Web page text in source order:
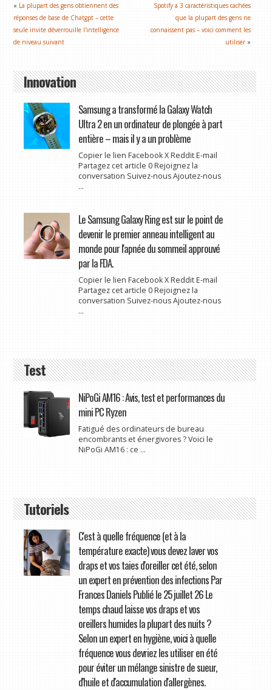
« La plupart des gens obtiennent des
réponses de base de Chatgpt – cette
seule invite déverrouille l'intelligence
de niveau suivant
Spotify a 3 caractéristiques cachées
que la plupart des gens ne
connaissent pas – voici comment les
utiliser »
Innovation
Samsung a transformé la Galaxy Watch
Ultra 2 en un ordinateur de plongée à part
entière – mais il y a un problème
Copier le lien Facebook X Reddit E-mail
Partagez cet article 0 Rejoignez la
conversation Suivez-nous Ajoutez-nous
...
Le Samsung Galaxy Ring est sur le point de
devenir le premier anneau intelligent au
monde pour l'apnée du sommeil approuvé
par la FDA.
Copier le lien Facebook X Reddit E-mail
Partagez cet article 0 Rejoignez la
conversation Suivez-nous Ajoutez-nous
...
Test
NiPoGi AM16 : Avis, test et performances du
mini PC Ryzen
Fatigué des ordinateurs de bureau
encombrants et énergivores ? Voici le
NiPoGi AM16 : ce ...
Tutoriels
C'est à quelle fréquence (et à la
température exacte) vous devez laver vos
draps et vos taies d'oreiller cet été, selon
un expert en prévention des infections Par
Frances Daniels Publié le 25 juillet 26 Le
temps chaud laisse vos draps et vos
oreillers humides la plupart des nuits ?
Selon un expert en hygiène, voici à quelle
fréquence vous devriez les utiliser en été
pour éviter un mélange sinistre de sueur,
d'huile et d'accumulation d'allergènes.